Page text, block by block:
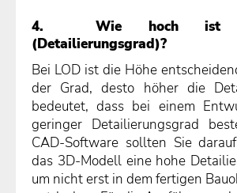
4. Wie hoch ist
(Detailierungsgrad)?
Bei LOD ist die Höhe
der Grad, desto höher die
bedeutet, dass bei einem
geringer Detailierungsgrad
CAD-Software sollten Sie
das 3D-Modell eine hohe
um nicht erst in dem fertigen